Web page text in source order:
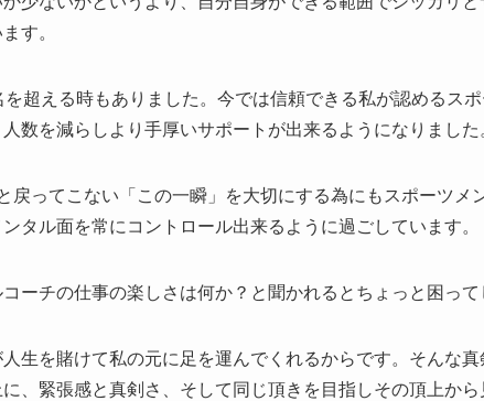
す。
超える時もありました。今では信頼できる私が認めるス
数を減らしより手厚いサポートが出来るようになりました
戻ってこない「この一瞬」を大切にする為にもスポーツメ
タル面を常にコントロール出来るように過ごしています。
ーチの仕事の楽しさは何か？と聞かれるとちょっと困っ
生を賭けて私の元に足を運んでくれるからです。そんな
に、緊張感と真剣さ、そして同じ頂きを目指しその頂上か